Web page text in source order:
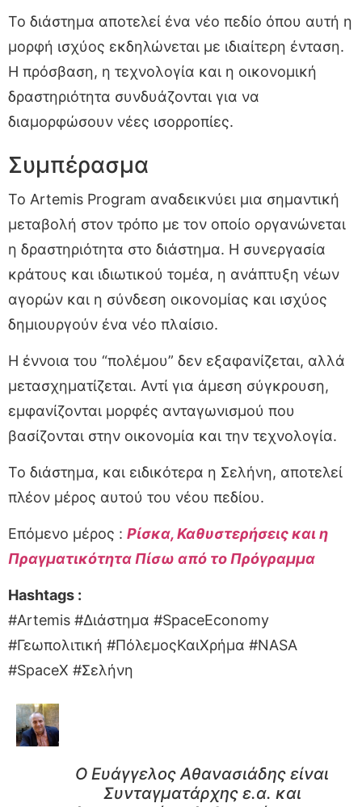
Το διάστημα αποτελεί ένα νέο πεδίο όπου αυτή η
μορφή ισχύος εκδηλώνεται με ιδιαίτερη ένταση.
Η πρόσβαση, η τεχνολογία και η οικονομική
δραστηριότητα συνδυάζονται για να
διαμορφώσουν νέες ισορροπίες.
Συμπέρασμα
Το Artemis Program αναδεικνύει μια σημαντική
μεταβολή στον τρόπο με τον οποίο οργανώνεται
η δραστηριότητα στο διάστημα. Η συνεργασία
κράτους και ιδιωτικού τομέα, η ανάπτυξη νέων
αγορών και η σύνδεση οικονομίας και ισχύος
δημιουργούν ένα νέο πλαίσιο.
Η έννοια του “πολέμου” δεν εξαφανίζεται, αλλά
μετασχηματίζεται. Αντί για άμεση σύγκρουση,
εμφανίζονται μορφές ανταγωνισμού που
βασίζονται στην οικονομία και την τεχνολογία.
Το διάστημα, και ειδικότερα η Σελήνη, αποτελεί
πλέον μέρος αυτού του νέου πεδίου.
Επόμενο μέρος : Ρίσκα, Καθυστερήσεις και η
Πραγματικότητα Πίσω από το Πρόγραμμα
Hashtags :
#Artemis #Διάστημα #SpaceEconomy
#Γεωπολιτική #ΠόλεμοςΚαιΧρήμα #NASA
#SpaceX #Σελήνη
Ο Ευάγγελος Αθανασιάδης είναι
Συνταγματάρχης ε.α. και